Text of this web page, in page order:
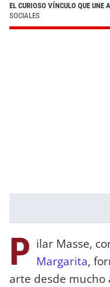
EL CURIOSO VÍNCULO QUE
SOCIALES
P ilar Masse,
Margarita,
arte desde mucho